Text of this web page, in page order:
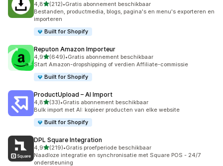
4,8van 5 sterren
(212)
212 recensies in totaal
•Gratis abonnement beschikbaar
Bestanden, productmedia, blogs, pagina's en menu's exporteren en
importeren
Built for Shopify
Reputon Amazon Importeur
4,9van 5 sterren
(649)
649 recensies in totaal
•Gratis abonnement beschikbaar
Start Amazon-dropshipping of verdien Affiliate-commissie
Built for Shopify
ProductUpload – AI Import
4,8van 5 sterren
(33)
33 recensies in totaal
•Gratis abonnement beschikbaar
Bulk import met AI: kopieer producten van elke website
Built for Shopify
DPL Square Integration
4,9van 5 sterren
(219)
219 recensies in totaal
•Gratis proefperiode beschikbaar
Naadloze integratie en synchronisatie met Square POS - 24/7
ondersteuning